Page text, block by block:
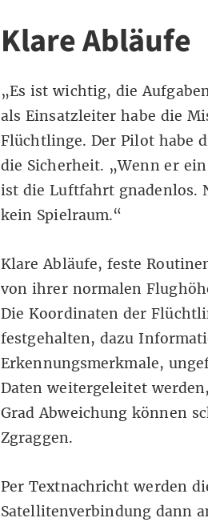
Klare Abläufe
„Es ist wichtig, die
als Einsatzleiter habe die
Flüchtlinge. Der Pilot habe
die Sicherheit. „Wenn er
ist die Luftfahrt gnadenlos.
kein Spielraum.“
Klare Abläufe, feste
von ihrer normalen
Die Koordinaten der
festgehalten, dazu
Erkennungsmerkmale,
Daten weitergeleitet
Grad Abweichung können
Zgraggen.
Per Textnachricht werden
Satellitenverbindung dann